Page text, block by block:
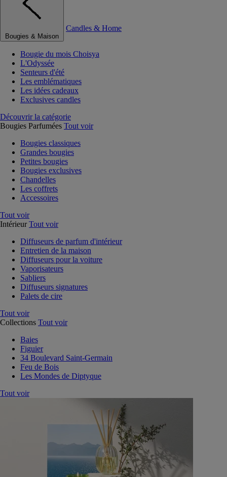
Bougies & Maison
Candles & Home
Bougie du mois Choisya
L'Odyssée
Senteurs d'été
Les emblématiques
Les idées cadeaux
Exclusives candles
Découvrir la catégorie
Bougies Parfumées Tout voir
Bougies classiques
Grandes bougies
Petites bougies
Bougies exclusives
Chandelles
Les coffrets
Accessoires
Tout voir
Intérieur Tout voir
Diffuseurs de parfum d'intérieur
Entretien de la maison
Diffuseurs pour la voiture
Vaporisateurs
Sabliers
Diffuseurs signatures
Palets de cire
Tout voir
Collections Tout voir
Baies
Figuier
34 Boulevard Saint-Germain
Feu de Bois
Les Mondes de Diptyque
Tout voir